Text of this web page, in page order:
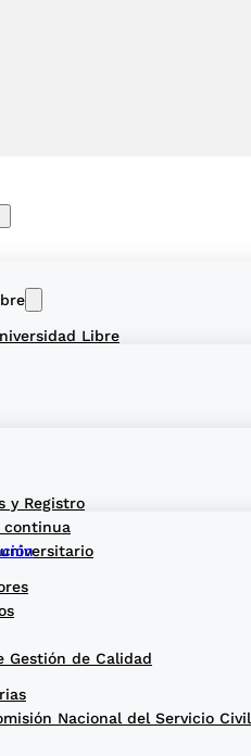
Libre
Gestión de Calidad
continua
y Registro
Nacional del Servicio Civil